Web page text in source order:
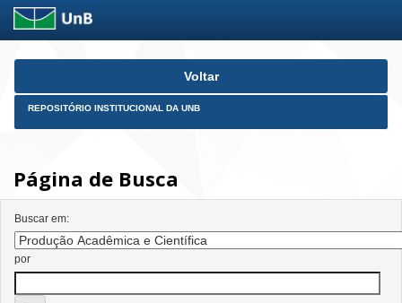
Skip
Voltar
REPOSITÓRIO INSTITUCIONAL DA UNB
Página de Busca
Buscar em:
por